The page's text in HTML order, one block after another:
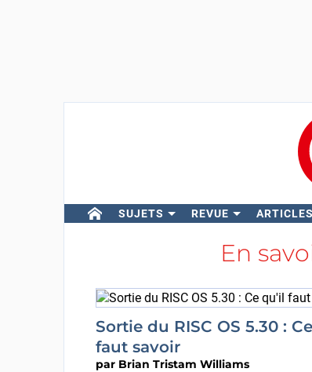
SUJETS REVUE
En
Sortie du RISC OS 5.30 :
faut savoir
par Brian Tristam Williams